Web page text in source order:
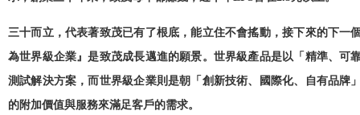
三十而立，代表著致茂已有了根底，能立住不會搖動，接下來的下一
為世界級企業』是致茂成長邁進的願景。世界級產品是以「精準、可
測試解決方案，而世界級企業則是朝「創新技術、國際化、自有品牌
的附加價值與服務來滿足客戶的需求。